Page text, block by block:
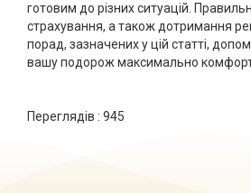
готовим до різних ситуацій.
страхування, а також дотримання
порад, зазначених у цій статті,
вашу подорож максимально
Переглядів : 945